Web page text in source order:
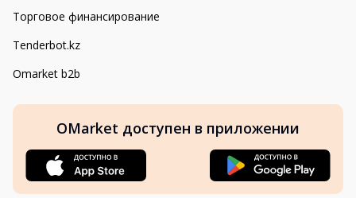
Торговое финансирование
Tenderbot.kz
Omarket b2b
OMarket доступен в приложении